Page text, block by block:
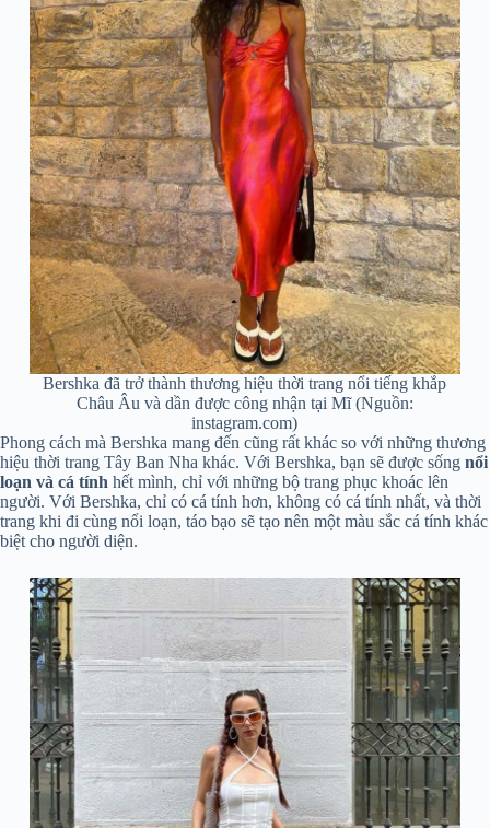
Bershka đã trở thành thương hiệu thời trang nổi tiếng khắp
Châu Âu và dần được công nhận tại Mĩ (Nguồn:
instagram.com)
Phong cách mà Bershka mang đến cũng rất khác so với những thương
hiệu thời trang Tây Ban Nha khác. Với Bershka, bạn sẽ được sống nổi
loạn và cá tính hết mình, chỉ với những bộ trang phục khoác lên
người. Với Bershka, chỉ có cá tính hơn, không có cá tính nhất, và thời
trang khi đi cùng nổi loạn, táo bạo sẽ tạo nên một màu sắc cá tính khác
biệt cho người diện.